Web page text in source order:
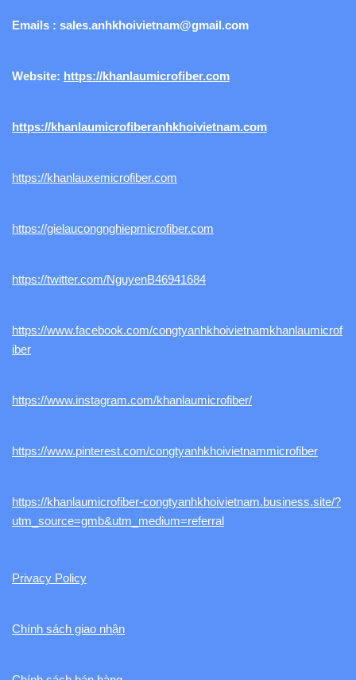
Emails : sales.anhkhoivietnam@gmail.com
Website: https://khanlaumicrofiber.com
https://khanlaumicrofiberanhkhoivietnam.com
https://khanlauxemicrofiber.com
https://gielaucongnghiepmicrofiber.com
https://twitter.com/NguyenB46941684
https://www.facebook.com/congtyanhkhoivietnamkhanlaumicrof
iber
https://www.instagram.com/khanlaumicrofiber/
https://www.pinterest.com/congtyanhkhoivietnammicrofiber
https://khanlaumicrofiber-congtyanhkhoivietnam.business.site/?
utm_source=gmb&utm_medium=referral
Privacy Policy
Chính sách giao nhận